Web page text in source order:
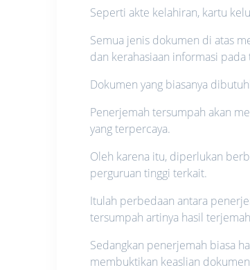
Seperti akte kelahiran, kartu
Semua jenis dokumen di atas
dan kerahasiaan informasi
Dokumen yang biasanya
Penerjemah tersumpah akan
yang terpercaya.
Oleh karena itu, diperlukan
perguruan tinggi terkait.
Itulah perbedaan antara
tersumpah artinya hasil
Sedangkan penerjemah biasa
membuktikan keaslian